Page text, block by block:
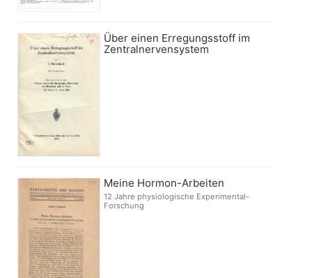
Über einen Erregungsstoff im
Zentralnervensystem
Meine Hormon-Arbeiten
12 Jahre physiologische Experimental-
Forschung